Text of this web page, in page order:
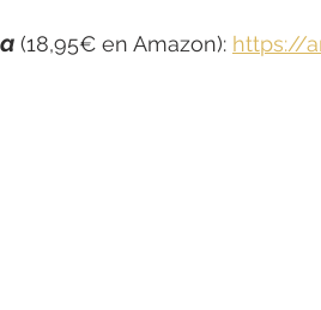
(18,95€ en Amazon): https://